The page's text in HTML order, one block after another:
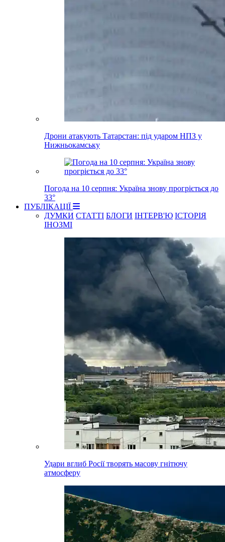
Дрони атакують Татарстан: під ударом НПЗ у
Нижньокамську
Погода на 10 серпня: Україна знову прогріється до
33°
ПУБЛІКАЦІЇ
ДУМКИ СТАТТІ БЛОГИ ІНТЕРВ'Ю ІСТОРІЯ
ІНОЗМІ
Удари вглиб Росії творять масову гнітючу
атмосферу